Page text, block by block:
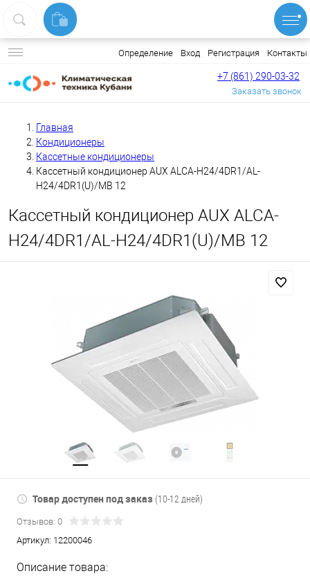
Определение Вход Регистрация Контакты
+7 (861) 290-03-32
Заказать звонок
Главная
Кондиционеры
Кассетные кондиционеры
Кассетный кондиционер AUX ALCA-H24/4DR1/AL-
H24/4DR1(U)/MB 12
Кассетный кондиционер AUX ALCA-
H24/4DR1/AL-H24/4DR1(U)/MB 12
Товар доступен под заказ (10-12 дней)
Отзывов: 0
Артикул: 12200046
Описание товара: